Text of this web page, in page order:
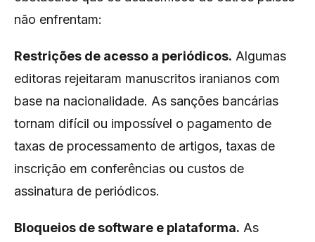
não enfrentam:
Restrições de acesso a periódicos. Algumas
editoras rejeitaram manuscritos iranianos com
base na nacionalidade. As sanções bancárias
tornam difícil ou impossível o pagamento de
taxas de processamento de artigos, taxas de
inscrição em conferências ou custos de
assinatura de periódicos.
Bloqueios de software e plataforma. As